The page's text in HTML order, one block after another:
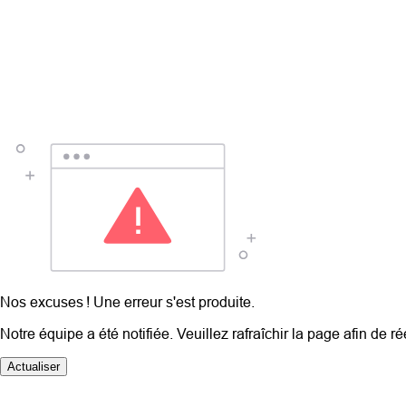
Nos excuses ! Une erreur s'est produite.
Notre équipe a été notifiée. Veuillez rafraîchir la page afin de
Actualiser